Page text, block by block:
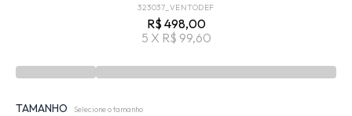
323037_VENTODEF
R$ 498,00
5 X R$ 99,60
TAMANHO Selecione o tamanho